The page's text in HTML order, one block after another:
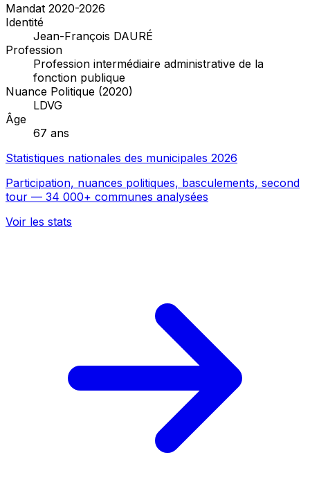
Mandat 2020-2026
Identité
Jean-François DAURÉ
Profession
Profession intermédiaire administrative de la
fonction publique
Nuance Politique (2020)
LDVG
Âge
67 ans
Statistiques nationales des municipales 2026
Participation, nuances politiques, basculements, second
tour — 34 000+ communes analysées
Voir les stats